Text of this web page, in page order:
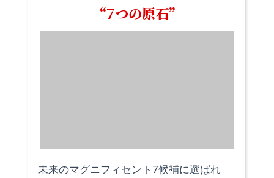
“7つの原石”
未来のマグニフィセント7候補に選ばれ